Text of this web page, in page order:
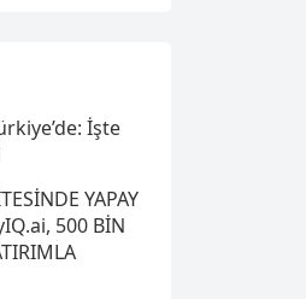
İşte
YAPAY
500 BİN